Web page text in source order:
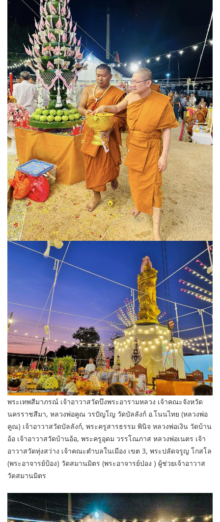
พระเทพสีมาภรณ์ เจ้าอาวาสวัดบึงพระอารามหลวง เจ้าคณะจังหวัด
นครราชสีมา, หลวงพ่อคูณ วรปัญโญ วัดบัลลังก์ อ.โนนไทย (หลวงพ่อ
คูณ) เจ้าอาวาสวัดบัลลังก์, พระครูสารธรรม พินิจ หลวงพ่อเงิน วัดบ้าน
อ้อ เจ้าอาวาสวัดบ้านอ้อ, พระครูอุดม วรรโณภาส หลวงพ่อเนตร เจ้า
อาวาสวัดทุ่งสว่าง เจ้าคณะตำบลในเมือง เขต 3, พระปลัดจรูญ โกสโล
(พระอาจารย์ป้อง) วัดสมานมิตร (พระอาจารย์ป่อง ) ผู้ช่วยเจ้าอาวาส
วัดสมานมิตร